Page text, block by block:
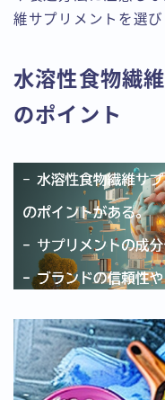
維サプリメントを選び
水溶性食物繊
のポイント